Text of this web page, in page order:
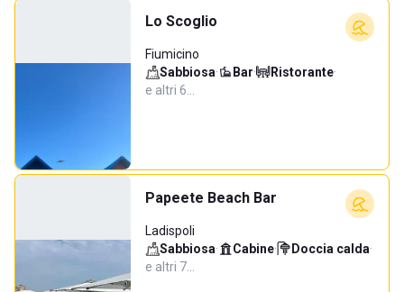
Lo Scoglio
Fiumicino
Sabbiosa· Bar· Ristorante·
e altri 6…
Papeete Beach Bar
Ladispoli
Sabbiosa· Cabine· Doccia calda·
e altri 7…